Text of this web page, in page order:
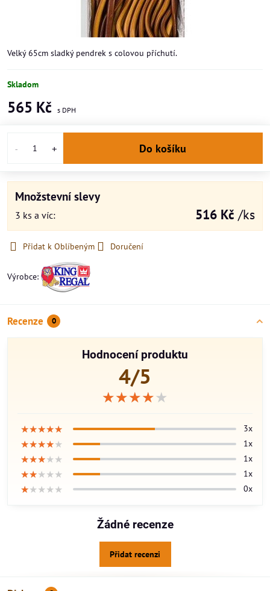
Velký 65cm sladký pendrek s colovou příchutí.
Skladom
565 Kč
Do košíku
Množstevní slevy
3 ks a víc: 516 Kč /ks
Přidat k Oblíbeným Doručení
Výrobce:
Recenze 0
Hodnocení produktu
4/5
★★★★★
★★★★★
★★★★★
★★★★★
★★★★★
★★★★★ 3x
★★★★★
★★★★★
★★★★★ 1x
★★★★★
★★★★★
★★★★★ 1x
★★★★★
★★★★★
★★★★★ 1x
★★★★★
★★★★★
★★★★★ 0x
Žádné recenze
Přidat recenzi